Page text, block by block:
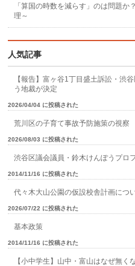
「算国の時数を減らす」のは問題
理～
人気記事
【報告】富ヶ谷1丁目盛土訴訟・渋
う地裁が決定
2026/04/04 に投稿された
荒川区の子育て事故予防施策の視察
2026/08/03 に投稿された
渋谷区議会議員・鈴木けんぽうプロ
2014/11/16 に投稿された
代々木大山公園の仮設校舎計画につ
2026/07/22 に投稿された
基本政策
2014/11/16 に投稿された
【小中学生】山中・富山はなぜ無く